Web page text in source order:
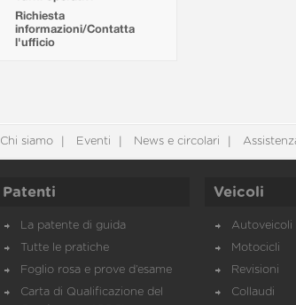
Richiesta
informazioni/Contatta
l'ufficio
Chi siamo Eventi News e circolari
Patenti
La patente di guida
Tutte le pratiche
Foglio rosa e prove d’esame
Carta di Qualificazione del
Veicoli
Autoveicoli
Motocicli
Revisioni
Collaudi